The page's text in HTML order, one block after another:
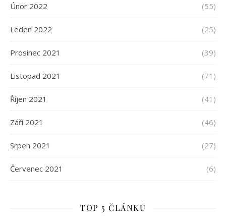
Únor 2022 (55)
Leden 2022 (25)
Prosinec 2021 (39)
Listopad 2021 (71)
Říjen 2021 (41)
Září 2021 (46)
Srpen 2021 (27)
Červenec 2021 (6)
TOP 5 ČLÁNKŮ